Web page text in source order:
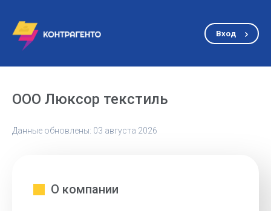
Вход
ООО Люксор текстиль
Данные обновлены: 03 августа 2026
О компании